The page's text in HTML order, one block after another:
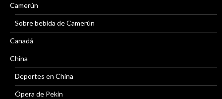
Camerún
Sobre bebida de Camerún
Canadá
China
Deportes en China
Ópera de Pekín